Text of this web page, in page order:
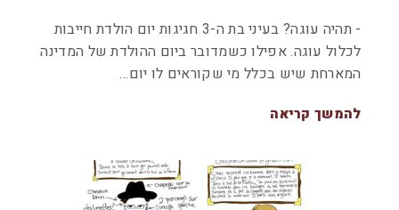
- תהיה עוגה? בעיני בת ה-3 חגיגות יום הולדת חייבות
לכלול עוגה. אפילו כשמדובר ביום ההולדת של המדינה
המארחת שיש בכלל מי שקוראים לו יום…
להמשך קריאה